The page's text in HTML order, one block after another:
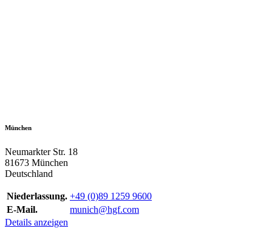
München
Neumarkter Str. 18
81673 München
Deutschland
Niederlassung. +49 (0)89 1259 9600
E-Mail.
munich@hgf.com
Details anzeigen